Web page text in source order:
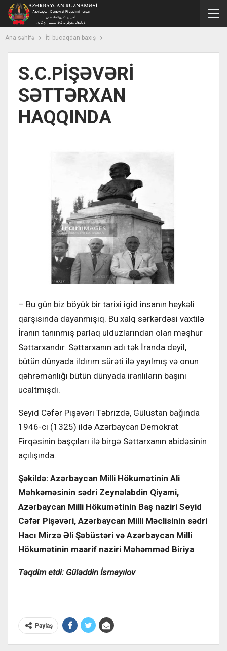
Ana səhifə İti bucaqdan baxış
S.C.PİŞƏVƏRİ
SƏTTƏRXAN
HAQQINDA
– Bu gün biz böyük bir tarixi igid insanın heykəli
qarşısında dayanmışıq. Bu xalq sərkərdəsi vaxtilə
İranın tanınmış parlaq ulduzlarından olan məşhur
Səttarxandır. Səttarxanın adı tək İranda deyil,
bütün dünyada ildırım sürəti ilə yayılmış və onun
qəhrəmanlığı bütün dünyada iranlıların başını
ucaltmışdı.
Seyid Cəfər Pişəvəri Təbrizdə, Gülüstan bağında
1946-cı (1325) ildə Azərbaycan Demokrat
Firqəsinin başçıları ilə birgə Səttarxanın abidəsinin
açılışında.
Şəkildə: Azərbaycan Milli Hökumətinin Ali
Məhkəməsinin sədri Zeynəlabdin Qiyami,
Azərbaycan Milli Hökumətinin Baş naziri Seyid
Cəfər Pişəvəri, Azərbaycan Milli Məclisinin sədri
Hacı Mirzə Əli Şəbüstəri və Azərbaycan Milli
Hökumətinin maarif naziri Məhəmməd Biriya
Təqdim etdi: Güləddin İsmayılov
Paylaş